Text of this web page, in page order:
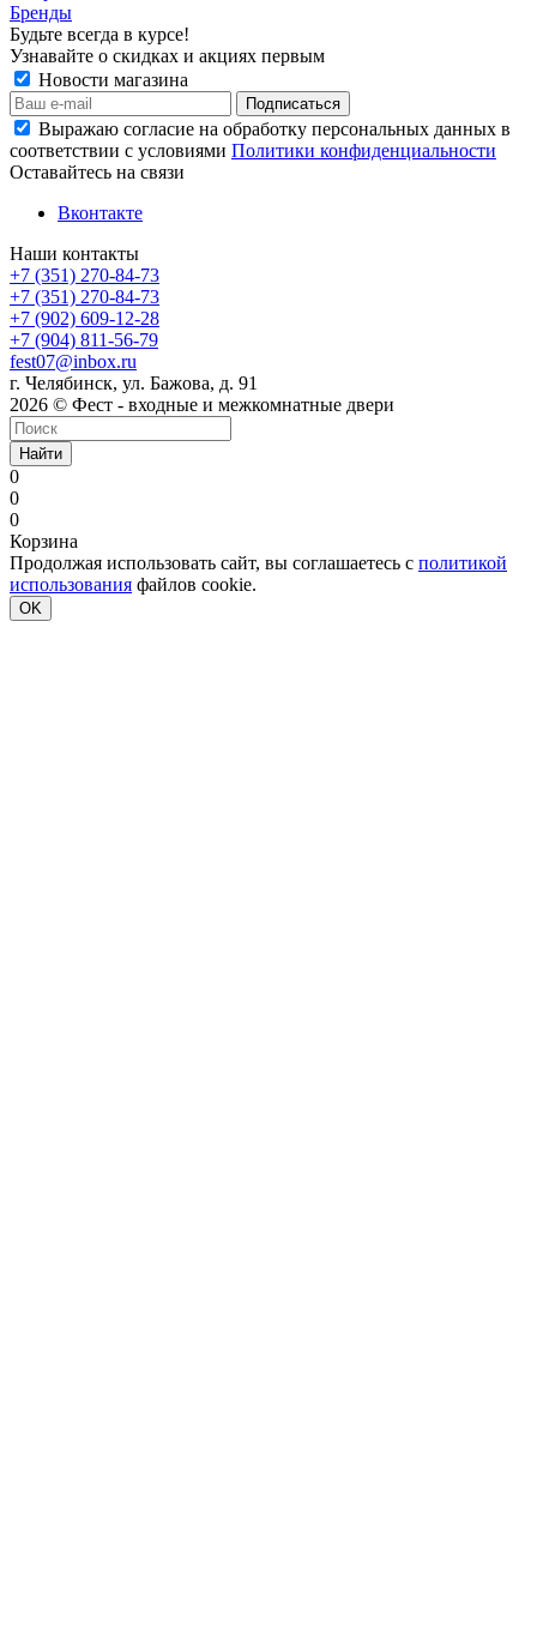
Бренды
Будьте всегда в курсе!
Узнавайте о скидках и акциях первым
Новости магазина
Выражаю согласие на обработку персональных данных в
соответствии с условиями Политики конфиденциальности
Оставайтесь на связи
Вконтакте
Наши контакты
+7 (351) 270-84-73
+7 (351) 270-84-73
+7 (902) 609-12-28
+7 (904) 811-56-79
fest07@inbox.ru
г. Челябинск, ул. Бажова, д. 91
2026 © Фест - входные и межкомнатные двери
Найти
0
0
0
Корзина
Продолжая использовать сайт, вы соглашаетесь с политикой
использования файлов cookie.
OK